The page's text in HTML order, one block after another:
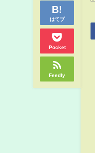
はてブ
Pocket
Feedly